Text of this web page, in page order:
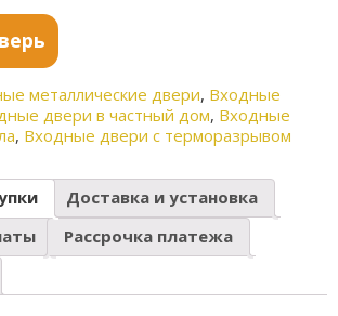
металлические двери, Входные
двери в частный дом, Входные
, Входные двери с терморазрывом
Доставка и установка
Рассрочка платежа